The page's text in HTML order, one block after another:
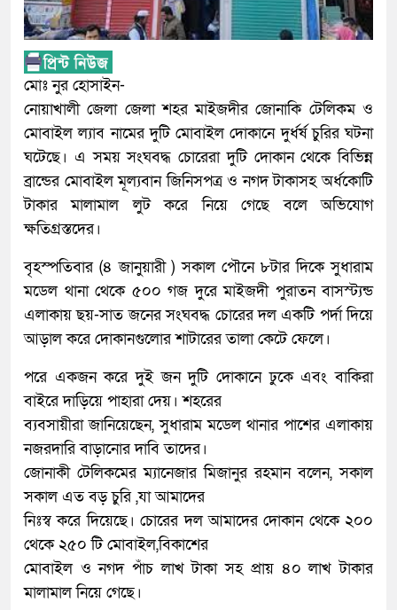
মোঃ নুর হোসাইন-
নোয়াখালী জেলা জেলা শহর মাইজদীর জোনাকি টেলিকম ও
মোবাইল ল্যাব নামের দুটি মোবাইল দোকানে দুর্ধর্ষ চুরির ঘটনা
ঘটেছে। এ সময় সংঘবদ্ধ চোরেরা দুটি দোকান থেকে বিভিন্ন
ব্রান্ডের মোবাইল মূল্যবান জিনিসপত্র ও নগদ টাকাসহ অর্ধকোটি
টাকার মালামাল লুট করে নিয়ে গেছে বলে অভিযোগ
ক্ষতিগ্রস্তদের।
বৃহস্পতিবার (৪ জানুয়ারী ) সকাল পৌনে ৮টার দিকে সুধারাম
মডেল থানা থেকে ৫০০ গজ দুরে মাইজদী পুরাতন বাসস্ট্যন্ড
এলাকায় ছয়-সাত জনের সংঘবদ্ধ চোরের দল একটি পর্দা দিয়ে
আড়াল করে দোকানগুলোর শাটারের তালা কেটে ফেলে।
পরে একজন করে দুই জন দুটি দোকানে ঢুকে এবং বাকিরা
বাইরে দাড়িয়ে পাহারা দেয়। শহরের
ব্যবসায়ীরা জানিয়েছেন, সুধারাম মডেল থানার পাশের এলাকায়
নজরদারি বাড়ানোর দাবি তাদের।
জোনাকী টেলিকমের ম্যানেজার মিজানুর রহমান বলেন, সকাল
সকাল এত বড় চুরি ,যা আমাদের
নিঃস্ব করে দিয়েছে। চোরের দল আমাদের দোকান থেকে ২০০
থেকে ২৫০ টি মোবাইল,বিকাশের
মোবাইল ও নগদ পাঁচ লাখ টাকা সহ প্রায় ৪০ লাখ টাকার
মালামাল নিয়ে গেছে।